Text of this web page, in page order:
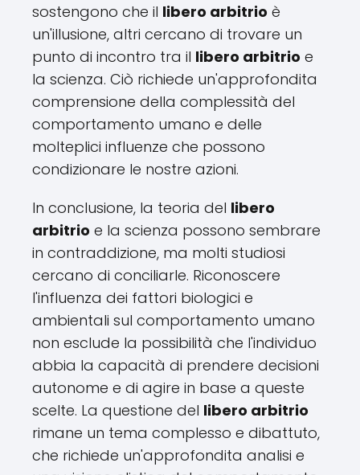
sostengono che il libero arbitrio è
un'illusione, altri cercano di trovare un
punto di incontro tra il libero arbitrio e
la scienza. Ciò richiede un'approfondita
comprensione della complessità del
comportamento umano e delle
molteplici influenze che possono
condizionare le nostre azioni.
In conclusione, la teoria del libero
arbitrio e la scienza possono sembrare
in contraddizione, ma molti studiosi
cercano di conciliarle. Riconoscere
l'influenza dei fattori biologici e
ambientali sul comportamento umano
non esclude la possibilità che l'individuo
abbia la capacità di prendere decisioni
autonome e di agire in base a queste
scelte. La questione del libero arbitrio
rimane un tema complesso e dibattuto,
che richiede un'approfondita analisi e